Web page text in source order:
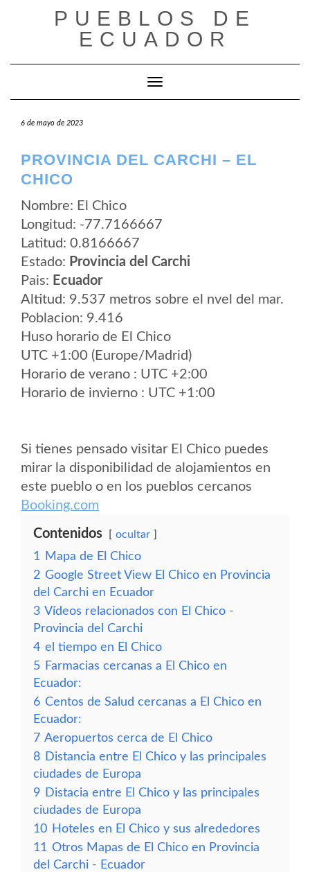
PUEBLOS DE
ECUADOR
Cambiar modo de navegación
6 de mayo de 2023
PROVINCIA DEL CARCHI – EL
CHICO
Nombre: El Chico
Longitud: -77.7166667
Latitud: 0.8166667
Estado: Provincia del Carchi
Pais: Ecuador
Altitud: 9.537 metros sobre el nvel del mar.
Poblacion: 9.416
Huso horario de El Chico
UTC +1:00 (Europe/Madrid)
Horario de verano : UTC +2:00
Horario de invierno : UTC +1:00
Si tienes pensado visitar El Chico puedes
mirar la disponibilidad de alojamientos en
este pueblo o en los pueblos cercanos
Booking.com
Contenidos ocultar
1
Mapa de El Chico
2 Google Street View El Chico en Provincia
del Carchi en Ecuador
3 Vídeos relacionados con El Chico -
Provincia del Carchi
4 el tiempo en El Chico
5 Farmacias cercanas a El Chico en
Ecuador:
6 Centos de Salud cercanas a El Chico en
Ecuador:
7 Aeropuertos cerca de El Chico
8 Distancia entre El Chico y las principales
ciudades de Europa
9 Distacia entre El Chico y las principales
ciudades de Europa
10 Hoteles en El Chico y sus alrededores
11 Otros Mapas de El Chico en Provincia
del Carchi - Ecuador